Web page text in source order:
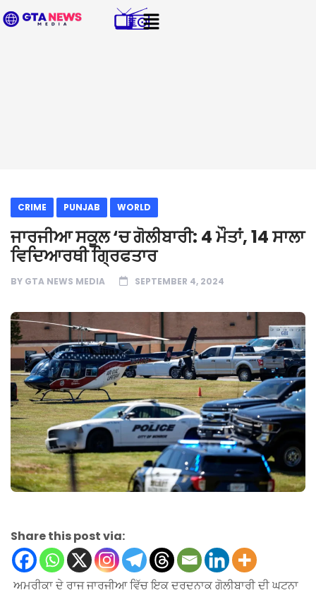
CRIME PUNJAB WORLD
ਜਾਰਜੀਆ ਸਕੂਲ ‘ਚ ਗੋਲੀਬਾਰੀ: 4 ਮੌਤਾਂ, 14 ਸਾਲਾ
ਵਿਦਿਆਰਥੀ ਗ੍ਰਿਫਤਾਰ
BY GTA NEWS MEDIA SEPTEMBER 4, 2024
Share this post via:
ਅਮਰੀਕਾ ਦੇ ਰਾਜ ਜਾਰਜੀਆ ਵਿੱਚ ਇਕ ਦਰਦਨਾਕ ਗੋਲੀਬਾਰੀ ਦੀ ਘਟਨਾ